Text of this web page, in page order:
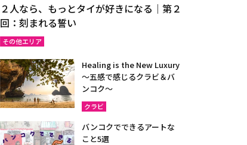
２人なら、もっとタイが好きになる｜第２
回：刻まれる誓い
その他エリア
Healing is the New Luxury
～五感で感じるクラビ＆バ
ンコク～
クラビ
バンコクでできるアートな
こと5選